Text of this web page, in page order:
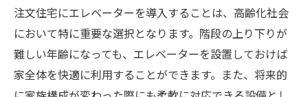
注文住宅にエレベーターを導入することは、高齢化社会
において特に重要な選択となります。階段の上り下りが
難しい年齢になっても、エレベーターを設置しておけば
家全体を快適に利用することができます。また、将来的